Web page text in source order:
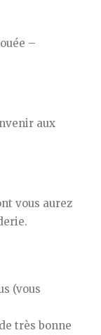
–
aux
vous aurez
(vous
très bonne